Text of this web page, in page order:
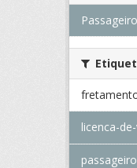
licenca-